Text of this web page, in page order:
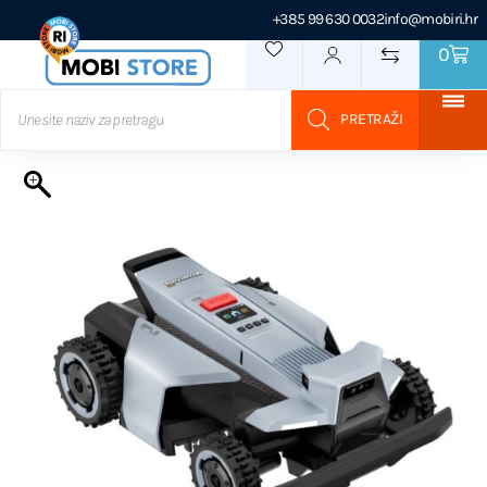
+385 99 630 0032info@mobiri.hr
0